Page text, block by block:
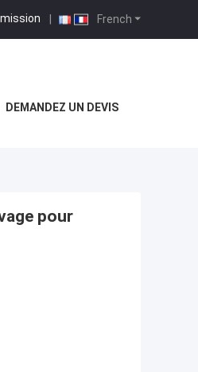
French
|
DEMANDEZ UN DEVIS
pour